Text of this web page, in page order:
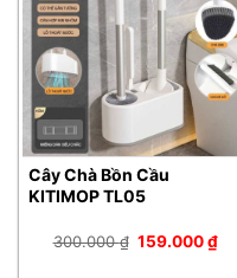
Cây Chà Bồn Cầu
KITIMOP TL05
300.000₫ Giá
159.000₫Giá